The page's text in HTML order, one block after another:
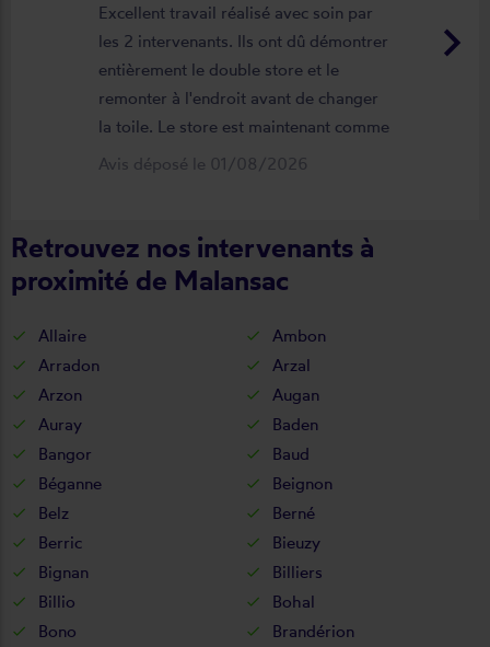
keyboard_arrow_right
Excellent travail réalisé avec soin par
les 2 intervenants. Ils ont dû démontrer
entièrement le double store et le
remonter à l'endroit avant de changer
la toile. Le store est maintenant comme
neuf, parfaitement positionné et
Avis déposé le 01/08/2026
Retrouvez nos intervenants à
proximité de Malansac
Allaire
Ambon
Arradon
Arzal
Arzon
Augan
Auray
Baden
Bangor
Baud
Béganne
Beignon
Belz
Berné
Berric
Bieuzy
Bignan
Billiers
Billio
Bohal
Bono
Brandérion